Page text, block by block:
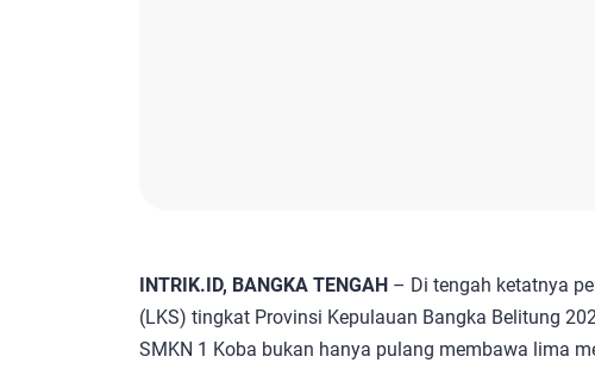
INTRIK.ID, BANGKA TENGAH – Di tengah ketatnya
(LKS) tingkat Provinsi Kepulauan Bangka Belitung
SMKN 1 Koba bukan hanya pulang membawa lima